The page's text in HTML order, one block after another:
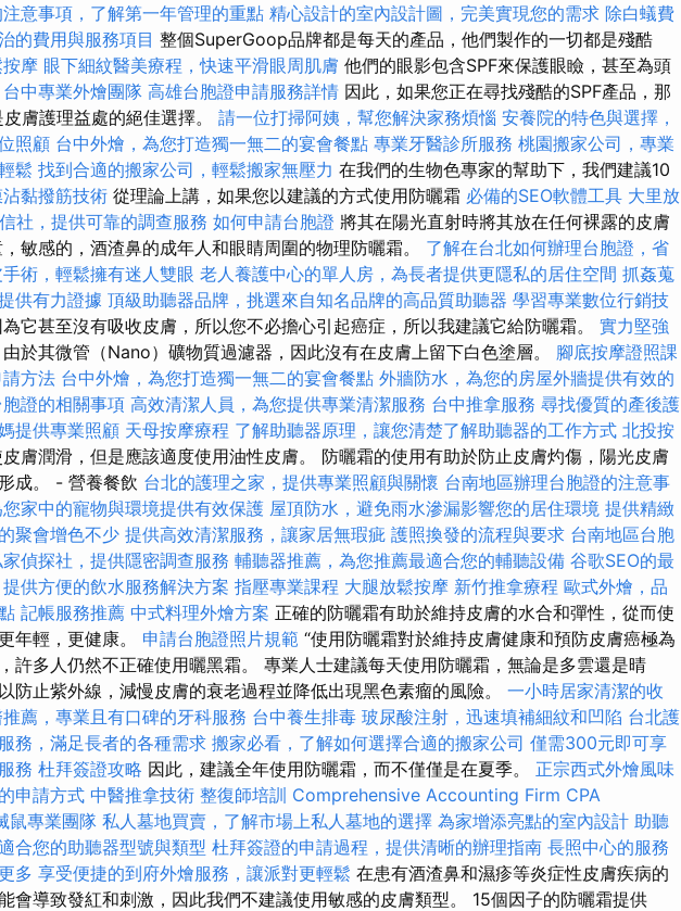
意事項，了解第一年管理的重點 精心設計的室內設計圖，完美實現您的需求 除白蟻費
的費用與服務項目 整個SuperGoop品牌都是每天的產品，他們製作的一切都是殘酷
摩 眼下細紋醫美療程，快速平滑眼周肌膚 他們的眼影包含SPF來保護眼瞼，甚至為頭
台中專業外燴團隊 高雄台胞證申請服務詳情 因此，如果您正在尋找殘酷的SPF產品，那
膚護理益處的絕佳選擇。 請一位打掃阿姨，幫您解決家務煩惱 安養院的特色與選擇，
照顧 台中外燴，為您打造獨一無二的宴會餐點 專業牙醫診所服務 桃園搬家公司，專業
鬆 找到合適的搬家公司，輕鬆搬家無壓力 在我們的生物色專家的幫助下，我們建議10
黏撥筋技術 從理論上講，如果您以建議的方式使用防曬霜 必備的SEO軟體工具 大里放
社，提供可靠的調查服務 如何申請台胞證 將其在陽光直射時將其放在任何裸露的皮膚
，敏感的，酒渣鼻的成年人和眼睛周圍的物理防曬霜。 了解在台北如何辦理台胞證，省
術，輕鬆擁有迷人雙眼 老人養護中心的單人房，為長者提供更隱私的居住空間 抓姦蒐
供有力證據 頂級助聽器品牌，挑選來自知名品牌的高品質助聽器 學習專業數位行銷技
為它甚至沒有吸收皮膚，所以您不必擔心引起癌症，所以我建議它給防曬霜。 實力堅強
由於其微管（Nano）礦物質過濾器，因此沒有在皮膚上留下白色塗層。 腳底按摩證照課
方法 台中外燴，為您打造獨一無二的宴會餐點 外牆防水，為您的房屋外牆提供有效的
證的相關事項 高效清潔人員，為您提供專業清潔服務 台中推拿服務 尋找優質的產後護
提供專業照顧 天母按摩療程 了解助聽器原理，讓您清楚了解助聽器的工作方式 北投按
膚潤滑，但是應該適度使用油性皮膚。 防曬霜的使用有助於防止皮膚灼傷，陽光皮膚
成。 - 營養餐飲 台北的護理之家，提供專業照顧與關懷 台南地區辦理台胞證的注意事
家中的寵物與環境提供有效保護 屋頂防水，避免雨水滲漏影響您的居住環境 提供精緻
聚會增色不少 提供高效清潔服務，讓家居無瑕疵 護照換發的流程與要求 台南地區台胞
偵探社，提供隱密調查服務 輔聽器推薦，為您推薦最適合您的輔聽設備 谷歌SEO的最
供方便的飲水服務解決方案 指壓專業課程 大腿放鬆按摩 新竹推拿療程 歐式外燴，品
記帳服務推薦 中式料理外燴方案 正確的防曬霜有助於維持皮膚的水合和彈性，從而使
年輕，更健康。 申請台胞證照片規範 “使用防曬霜對於維持皮膚健康和預防皮膚癌極為
許多人仍然不正確使用曬黑霜。 專業人士建議每天使用防曬霜，無論是多雲還是晴
防止紫外線，減慢皮膚的衰老過程並降低出現黑色素瘤的風險。 一小時居家清潔的收
薦，專業且有口碑的牙科服務 台中養生排毒 玻尿酸注射，迅速填補細紋和凹陷 台北護
務，滿足長者的各種需求 搬家必看，了解如何選擇合適的搬家公司 僅需300元即可享
務 杜拜簽證攻略 因此，建議全年使用防曬霜，而不僅僅是在夏季。 正宗西式外燴風味
申請方式 中醫推拿技術 整復師培訓 Comprehensive Accounting Firm CPA
鼠專業團隊 私人墓地買賣，了解市場上私人墓地的選擇 為家增添亮點的室內設計 助聽
合您的助聽器型號與類型 杜拜簽證的申請過程，提供清晰的辦理指南 長照中心的服務
多 享受便捷的到府外燴服務，讓派對更輕鬆 在患有酒渣鼻和濕疹等炎症性皮膚疾病的
會導致發紅和刺激，因此我們不建議使用敏感的皮膚類型。 15個因子的防曬霜提供